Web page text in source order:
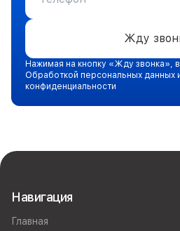
Жду
Нажимая на кнопку «Жду звонка»,
Обработкой персональных данных
конфиденциальности
Навигация
Главная